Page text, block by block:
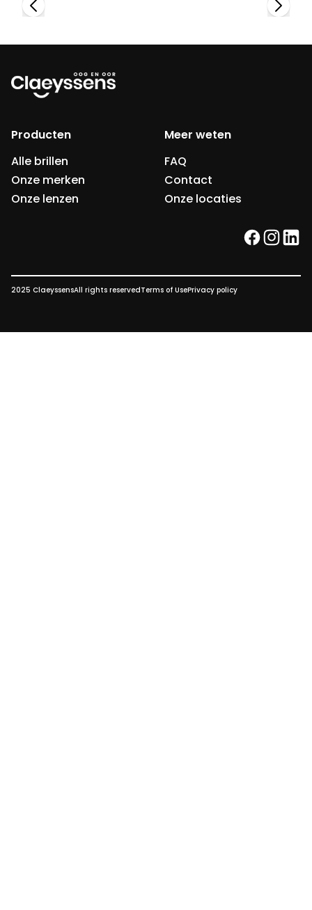
Producten
Alle brillen
Onze merken
Onze lenzen
Meer weten
FAQ
Contact
Onze locaties
facebook
2025 ClaeyssensAll rights reservedTerms of UsePrivacy policy